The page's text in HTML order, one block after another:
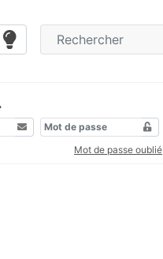
Mot de passe oublié